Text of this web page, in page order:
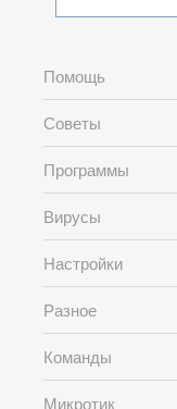
Помощь
Советы
Программы
Вирусы
Настройки
Разное
Команды
Микротик